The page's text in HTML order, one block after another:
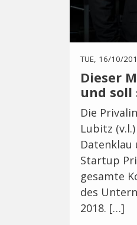
TUE, 16/10/
Dieser
und soll
Die
Lubitz
Datenklau
Startup
gesamte
des
2018. […]